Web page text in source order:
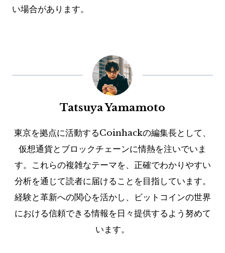
い場合があります。
Tatsuya Yamamoto
東京を拠点に活動するCoinhackの編集長として、
仮想通貨とブロックチェーンに情熱を注いでいま
す。これらの複雑なテーマを、正確でわかりやすい
分析を通じて読者に届けることを目指しています。
経験と革新への関心を活かし、ビットコインの世界
における信頼できる情報を日々提供するよう努めて
います。